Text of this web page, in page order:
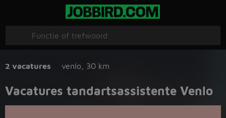
2 vacatures venlo 30 km
Vacatures tandartsassistente Venlo